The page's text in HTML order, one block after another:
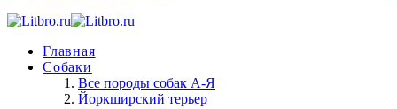
Главная
Собаки
Все породы собак А-Я
Йоркширский терьер